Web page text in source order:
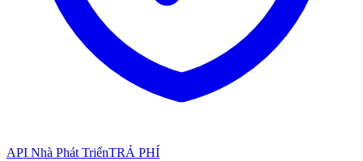
API Nhà Phát TriểnTRẢ PHÍ